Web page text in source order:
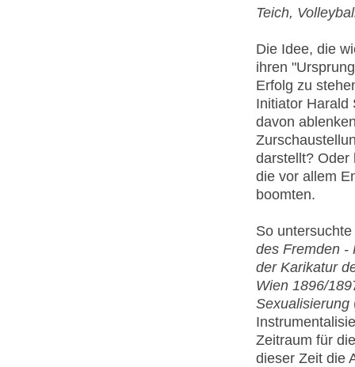
Teich,
Die Idee, die
ihren
Erfolg zu
Initiator Harald
davon
darstellt? Oder
die vor allem
boomten.
So
des Fremden -
der Karikatur
Wien 1896/
Sexualisierung
Zeitraum für
dieser Zeit die